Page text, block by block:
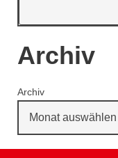
Archiv
Archiv